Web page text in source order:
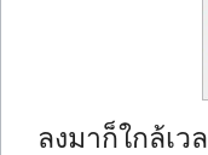
ลงมาก็ใกล้เ